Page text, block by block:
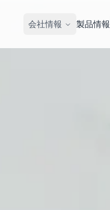
会社情報 製品情報